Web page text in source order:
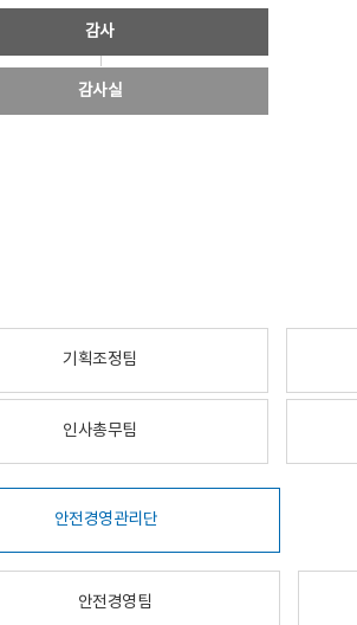
감사
감사실
기획조정팀
인사총무팀
안전경영관리단
안전경영팀